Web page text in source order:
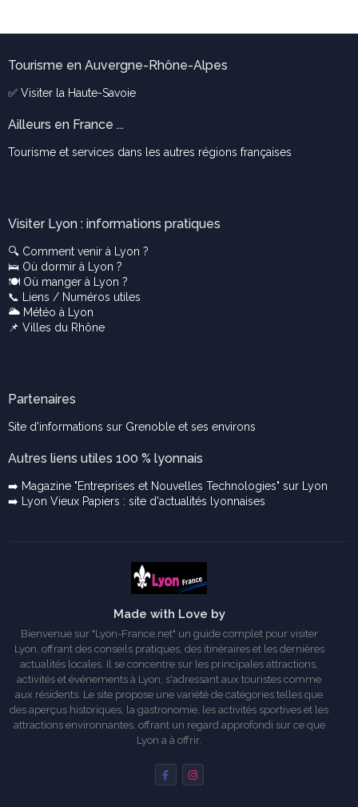
Tourisme en Auvergne-Rhône-Alpes
✅ Visiter la Haute-Savoie
Ailleurs en France ...
Tourisme et services dans les autres régions françaises
Visiter Lyon : informations pratiques
🔍 Comment venir à Lyon ?
🛌 Où dormir à Lyon ?
🍽️ Où manger à Lyon ?
📞 Liens / Numéros utiles
🌥️ Météo à Lyon
📌 Villes du Rhône
Partenaires
Site d'informations sur Grenoble et ses environs
Autres liens utiles 100 % lyonnais
➡️ Magazine "Entreprises et Nouvelles Technologies" sur Lyon
➡️ Lyon Vieux Papiers : site d'actualités lyonnaises
Made with Love by
Bienvenue sur "Lyon-France.net" un guide complet pour visiter
Lyon, offrant des conseils pratiques, des itinéraires et les dernières
actualités locales. Il se concentre sur les principales attractions,
activités et événements à Lyon, s'adressant aux touristes comme
aux résidents. Le site propose une variété de catégories telles que
des aperçus historiques, la gastronomie, les activités sportives et les
attractions environnantes, offrant un regard approfondi sur ce que
Lyon a à offrir.